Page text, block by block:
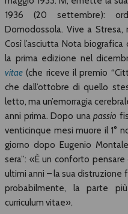
1936 (20 settembre):
Domodossola. Vive a Stresa,
Così l’asciutta Nota
la prima edizione nel
vitae (che riceve il premio
che dall’ottobre di quello
letto, ma un’emorragia
anni prima. Dopo una passio
venticinque mesi muore il 1°
giorno dopo Eugenio
sera”: «È un conforto
ultimi anni – la sua distruzione
probabilmente, la parte
curriculum vitae».